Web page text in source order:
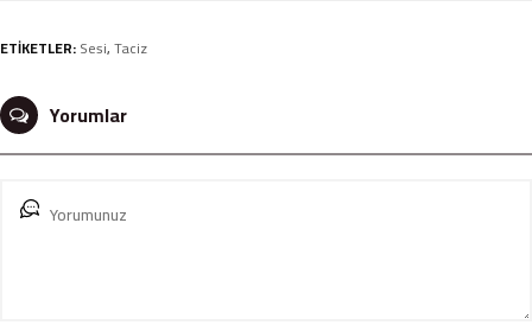
ETİKETLER:Sesi,Taciz
Yorumlar